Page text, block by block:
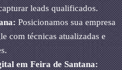
leads qualificados.
Posicionamos sua empresa
com técnicas atualizadas e
em Feira de Santana: